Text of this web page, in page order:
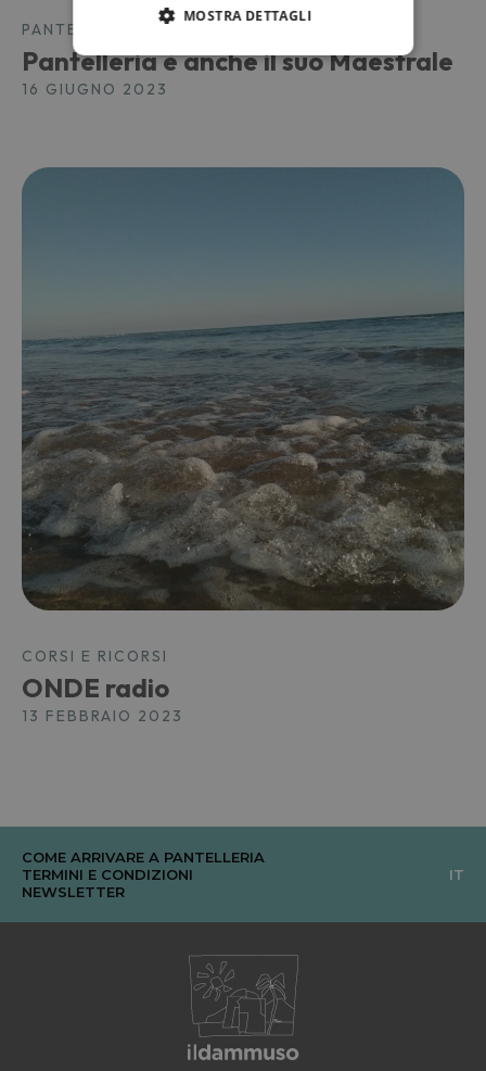
PANTELLERIA, L'ISOLA
Pantelleria è anche il suo Maestrale
16 GIUGNO 2023
CORSI E RICORSI
ONDE radio
13 FEBBRAIO 2023
COME ARRIVARE A PANTELLERIA
TERMINI E CONDIZIONI
NEWSLETTER
IT
MOSTRA DETTAGLI